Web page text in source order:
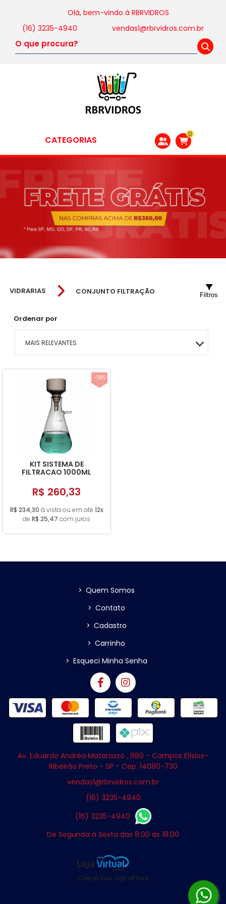
Olá, bem-vindo à RBRVIDROS
(16) 3235-4940
vendas1@rbrvidros.com.br
CATEGORIAS 0
VIDRARIAS CONJUNTO FILTRAÇÃO
Ordenar por
MAIS RELEVANTES
MAIS VENDIDOS
MENOR PREÇO
MAIOR PREÇO
A - Z
Filtros
-19%
KIT SISTEMA DE
FILTRACAO 1000ML
R$ 260,33
R$ 234,30 à vista ou em até 12x
de R$ 25,47 com juros
> Quem Somos
> Contato
> Cadastro
> Carrinho
> Esqueci Minha Senha
Av. Eduardo Andréa Matarazzo , 980 - Campos Elísios-
Ribeirão Preto - SP - Cep: 14080-730
vendas1@rbrvidros.com.br
(16) 3235-4940
(16) 3235-4940
De Segunda à Sexta das 8:00 às 18:00
Crie já sua loja virtual